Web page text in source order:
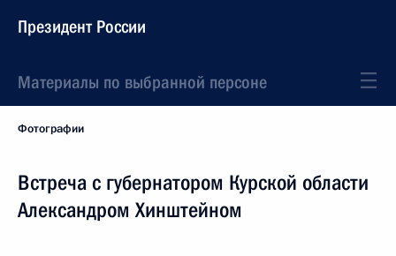
Президент России
Материалы по выбранной персоне
Фотографии
Встреча с губернатором Курской области
Александром Хинштейном